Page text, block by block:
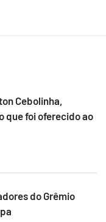
Cebolinha,
que foi oferecido ao
do Grêmio